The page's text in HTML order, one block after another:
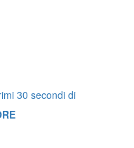
30 secondi di